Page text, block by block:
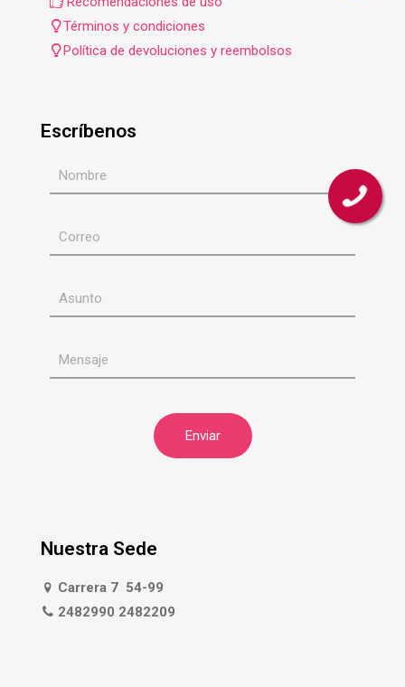
Términos y condiciones
Política de devoluciones y reembolsos
Escríbenos
Nuestra Sede
Carrera 7 54-99
2482990 2482209